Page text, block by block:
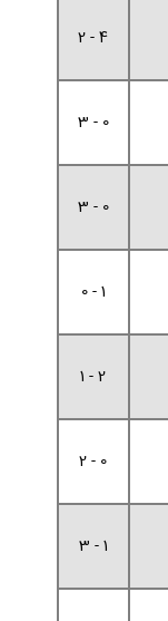
4 - 2
0 - 3
0 - 3
1 - 0
2 - 1
0 - 2
1 - 3